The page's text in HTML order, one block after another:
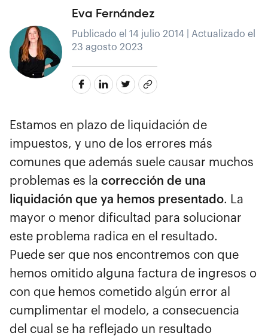
Eva Fernández
Publicado el 14 julio 2014 | Actualizado el
23 agosto 2023
Estamos en plazo de liquidación de
impuestos, y uno de los errores más
comunes que además suele causar muchos
problemas es la corrección de una
liquidación que ya hemos presentado. La
mayor o menor dificultad para solucionar
este problema radica en el resultado.
Puede ser que nos encontremos con que
hemos omitido alguna factura de ingresos o
con que hemos cometido algún error al
cumplimentar el modelo, a consecuencia
del cual se ha reflejado un resultado